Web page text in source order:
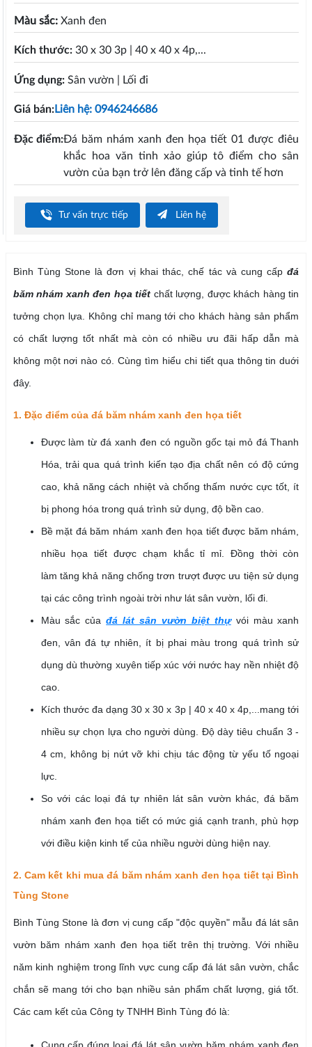
Màu sắc: Xanh đen
Kích thước: 30 x 30 3p | 40 x 40 x 4p,...
Ứng dụng: Sân vườn | Lối đi
Giá bán:Liên hệ: 0946246686
Đặc điểm:Đá băm nhám xanh đen họa tiết 01 được điêu
khắc hoa văn tinh xảo giúp tô điểm cho sân
vườn của bạn trở lên đăng cấp và tinh tế hơn
Tư vấn trực tiếp Liên hệ
Bình Tùng Stone là đơn vị khai thác, chế tác và cung cấpđá
băm nhám xanh đen họa tiết chất lượng, được khách hàng tin
tưởng chọn lựa. Không chỉ mang tới cho khách hàng sản phẩm
có chất lượng tốt nhất mà còn có nhiều ưu đãi hấp dẫn mà
không một nơi nào có. Cùng tìm hiểu chi tiết qua thông tin duới
đây.
1. Đặc điểm của đá băm nhám xanh đen họa tiết
Được làm từ đá xanh đen có nguồn gốc tại mỏ đá Thanh
Hóa, trải qua quá trình kiến tạo địa chất nên có độ cứng
cao, khả năng cách nhiệt và chống thấm nước cực tốt, ít
bị phong hóa trong quá trình sử dụng, độ bền cao.
Bề mặt đá băm nhám xanh đen họa tiết được băm nhám,
nhiều họa tiết được chạm khắc tỉ mỉ. Đồng thời còn
làm tăng khả năng chống trơn trượt được ưu tiện sử dụng
tại các công trình ngoài trời như lát sân vườn, lối đi.
Màu sắc củađá lát sân vườn biệt thựvói màu xanh
đen, vân đá tự nhiên, ít bị phai màu trong quá trình sử
dụng dù thường xuyên tiếp xúc với nước hay nền nhiệt độ
cao.
Kích thước đa dạng 30 x 30 x 3p | 40 x 40 x 4p,...mang tới
nhiều sự chọn lựa cho người dùng. Độ dày tiêu chuẩn 3 -
4 cm, không bị nứt vỡ khi chịu tác động từ yếu tố ngoại
lực.
So với các loại đá tự nhiên lát sân vườn khác, đá băm
nhám xanh đen họa tiết có mức giá cạnh tranh, phù hợp
với điều kiện kinh tế của nhiều người dùng hiện nay.
2. Cam kết khi mua đá băm nhám xanh đen họa tiết tại Bình
Tùng Stone
Bình Tùng Stone là đơn vị cung cấp "độc quyền" mẫu đá lát sân
vườn băm nhám xanh đen họa tiết trên thị trường. Với nhiều
năm kinh nghiệm trong lĩnh vực cung cấp đá lát sân vườn, chắc
chắn sẽ mang tới cho bạn nhiều sản phẩm chất lượng, giá tốt.
Các cam kết của Công ty TNHH Bình Tùng đó là: